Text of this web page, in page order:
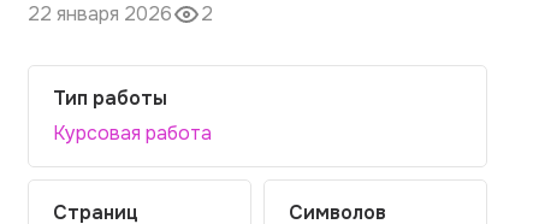
22 января 2026 2
Тип работы
Курсовая работа
Страниц
Символов